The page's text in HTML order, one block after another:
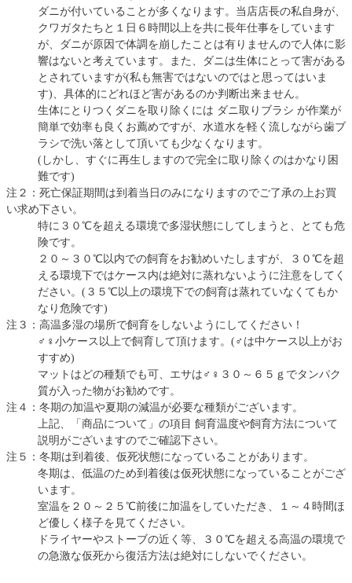
ダニが付いていることが多くなります。当店店長の私自身が、
クワガタたちと１日６時間以上を共に長年仕事をしています
が、ダニが原因で体調を崩したことは有りませんので人体に影
響はないと考えています。また、ダニは生体にとって害がある
とされていますが(私も無害ではないのではと思ってはいま
す)、具体的にどれほど害があるのか判断出来ません。
生体にとりつくダニを取り除くには ダニ取りブラシ が作業が
簡単で効率も良くお薦めですが、水道水を軽く流しながら歯ブ
ラシで洗い落として頂いても少なくなります。
(しかし、すぐに再生しますので完全に取り除くのはかなり困
難です)
注２：死亡保証期間は到着当日のみになりますのでご了承の上お買
い求め下さい。
特に３０℃を超える環境で多湿状態にしてしまうと、とても危
険です。
２０～３０℃以内での飼育をお勧めいたしますが、３０℃を超
える環境下ではケース内は絶対に蒸れないように注意をしてく
ださい。(３５℃以上の環境下での飼育は蒸れていなくてもか
なり危険です)
注３：高温多湿の場所で飼育をしないようにしてください！
♂♀小ケース以上で飼育して頂けます。(♂は中ケース以上がお
すすめ)
マットはどの種類でも可、エサは♂♀３０～６５ｇでタンパク
質が入った物がお勧めです。
注４：冬期の加温や夏期の減温が必要な種類がございます。
上記、「商品について」の項目 飼育温度や飼育方法について
説明がございますのでご確認下さい。
注５：冬期は到着後、仮死状態になっていることがあります。
冬期は、低温のため到着後は仮死状態になっていることがござ
います。
室温を２０～２５℃前後に加温をしていただき、１～４時間ほ
ど優しく様子を見てください。
ドライヤーやストーブの近く等、３０℃を超える高温の環境で
の急激な仮死から復活方法は絶対にしないでください。